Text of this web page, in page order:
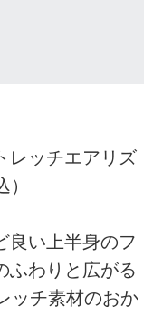
レッチエアリズ
良い上半身のフ
ふわりと広がる
ッチ素材のおか